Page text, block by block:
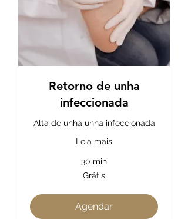
Retorno de unha
infeccionada
Alta de unha unha infeccionada
Leia mais
30 min
Grátis
Agendar